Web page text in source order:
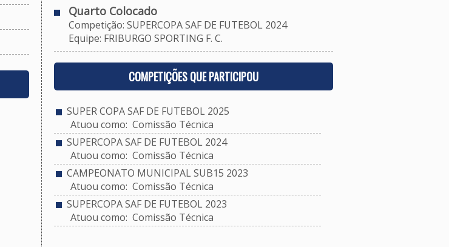
Quarto Colocado
Competição: SUPERCOPA SAF DE FUTEBOL 2024
Equipe: FRIBURGO SPORTING F. C.
COMPETIÇÕES QUE PARTICIPOU
SUPER COPA SAF DE FUTEBOL 2025
Atuou como: Comissão Técnica
SUPERCOPA SAF DE FUTEBOL 2024
Atuou como: Comissão Técnica
CAMPEONATO MUNICIPAL SUB15 2023
Atuou como: Comissão Técnica
SUPERCOPA SAF DE FUTEBOL 2023
Atuou como: Comissão Técnica